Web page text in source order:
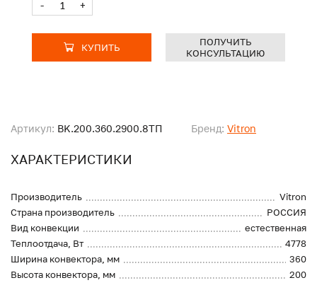
Артикул: BK.200.360.2900.8ТП Бренд: Vitron
ХАРАКТЕРИСТИКИ
Производитель
Vitron
Страна производитель
РОССИЯ
Вид конвекции
естественная
Теплоотдача, Вт
4778
Ширина конвектора, мм
360
Высота конвектора, мм
200
- +
КУПИТЬ
ПОЛУЧИТЬ
КОНСУЛЬТАЦИЮ